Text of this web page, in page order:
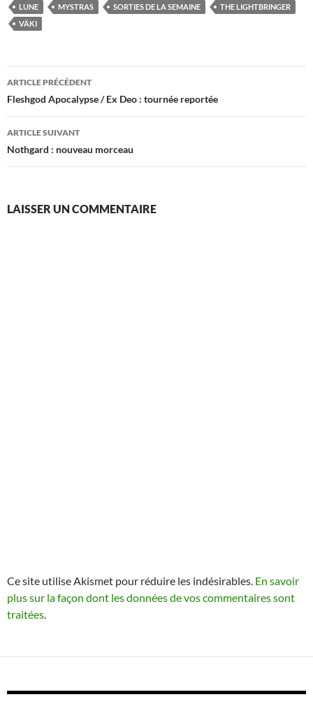
LUNE
MYSTRAS SORTIES DE LA SEMAINE
THE LIGHTBRINGER
VÄKI
Navigation
des
articles
ARTICLE PRÉCÉDENT
Fleshgod Apocalypse / Ex Deo : tournée reportée
ARTICLE SUIVANT
Nothgard : nouveau morceau
LAISSER UN COMMENTAIRE
Ce site utilise Akismet pour réduire les indésirables. En savoir
plus sur la façon dont les données de vos commentaires sont
traitées.